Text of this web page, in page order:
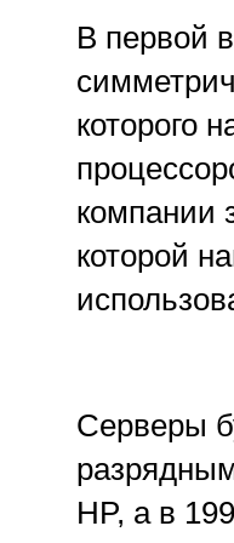
В первой
которого
компании
которой
Серверы
HP, а в